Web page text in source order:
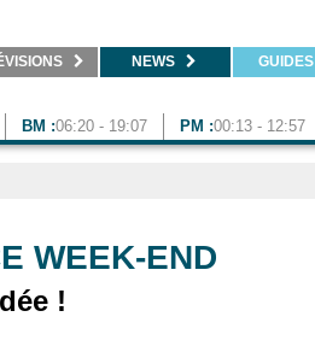
NEWS GUIDES
BM :06:20 - 19:07 PM :00:13 - 12:57
WEEK-END
!